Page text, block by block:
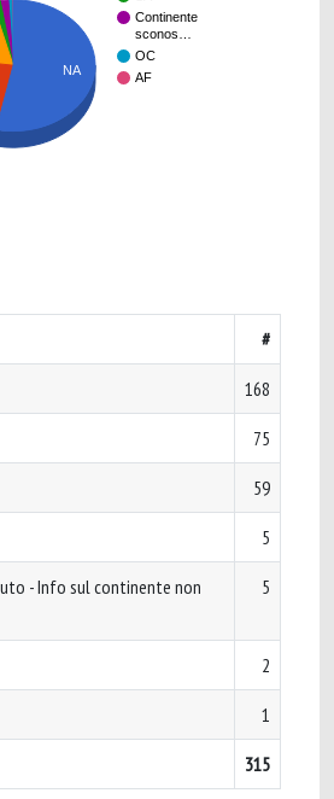
Continente
sconos…
OC
AF
NA
#
168
75
59
5
- Info sul continente non
5
2
1
315